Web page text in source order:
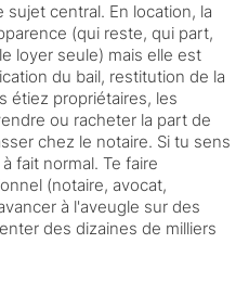
central. En location, la
(qui reste, qui part,
loyer seule) mais elle est
du bail, restitution de la
étiez propriétaires, les
ou racheter la part de
chez le notaire. Si tu sens
fait normal. Te faire
(notaire, avocat,
à l'aveugle sur des
des dizaines de milliers